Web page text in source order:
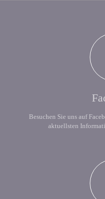
Besuchen Sie uns auf
aktuellsten